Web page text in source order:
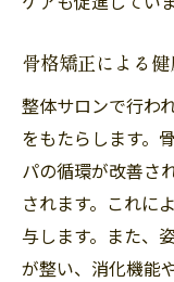
骨格矯正による
整体サロンで行わ
をもたらします。
パの循環が改善さ
されます。これに
与します。また、
が整い、消化機能